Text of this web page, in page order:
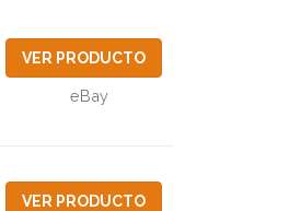
VER PRODUCTO
eBay
VER PRODUCTO